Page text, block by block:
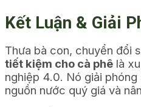
Kết Luận & Giải
Thưa bà con, chuyển đổi
tiết kiệm cho cà phê là
nghiệp 4.0. Nó giải
nguồn nước quý giá và